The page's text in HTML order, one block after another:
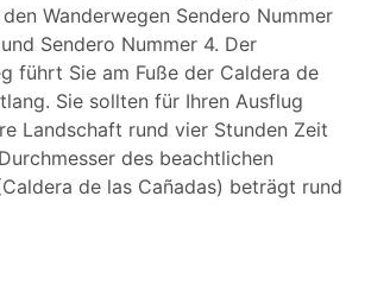
Wanderwegen Sendero Nummer
Sendero Nummer 4. Der
führt Sie am Fuße der Caldera de
Sie sollten für Ihren Ausflug
Landschaft rund vier Stunden Zeit
des beachtlichen
de las Cañadas) beträgt rund